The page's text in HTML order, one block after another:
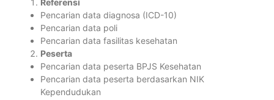
Referensi
Pencarian data diagnosa (ICD-10)
Pencarian data poli
Pencarian data fasilitas kesehatan
Peserta
Pencarian data peserta BPJS Kesehatan
Pencarian data peserta berdasarkan NIK
Kependudukan